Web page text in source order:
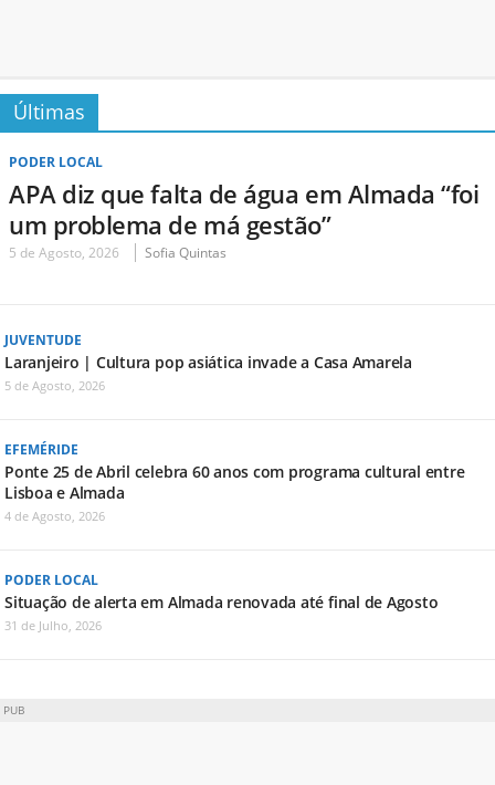
Últimas
PODER LOCAL
APA diz que falta de água em Almada “foi
um problema de má gestão”
5 de Agosto, 2026 Sofia Quintas
JUVENTUDE
Laranjeiro | Cultura pop asiática invade a Casa Amarela
5 de Agosto, 2026
EFEMÉRIDE
Ponte 25 de Abril celebra 60 anos com programa cultural entre
Lisboa e Almada
4 de Agosto, 2026
PODER LOCAL
Situação de alerta em Almada renovada até final de Agosto
31 de Julho, 2026
PUB